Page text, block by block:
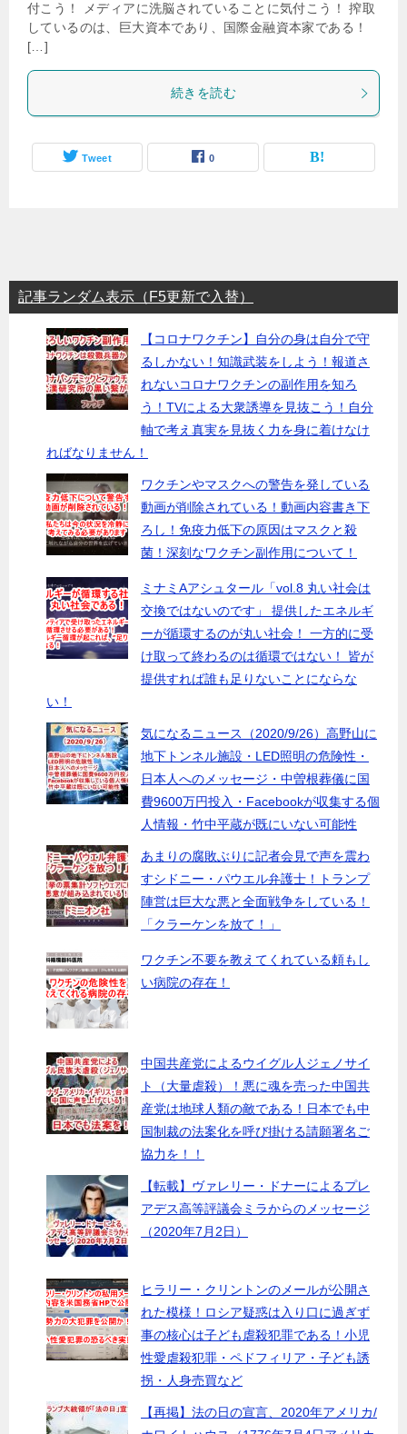
付こう！ メディアに洗脳されていることに気付こう！ 搾取
しているのは、巨大資本であり、国際金融資本家である！
[…]
続きを読む
Tweet 0
記事ランダム表示（F5更新で入替）
【コロナワクチン】自分の身は自分で守
るしかない！知識武装をしよう！報道さ
れないコロナワクチンの副作用を知ろ
う！TVによる大衆誘導を見抜こう！自分
軸で考え真実を見抜く力を身に着けなけ
ればなりません！
ワクチンやマスクへの警告を発している
動画が削除されている！動画内容書き下
ろし！免疫力低下の原因はマスクと殺
菌！深刻なワクチン副作用について！
ミナミAアシュタール「vol.8 丸い社会は
交換ではないのです」 提供したエネルギ
ーが循環するのが丸い社会！ 一方的に受
け取って終わるのは循環ではない！ 皆が
提供すれば誰も足りないことにならな
い！
気になるニュース（2020/9/26）高野山に
地下トンネル施設・LED照明の危険性・
日本人へのメッセージ・中曽根葬儀に国
費9600万円投入・Facebookが収集する個
人情報・竹中平蔵が既にいない可能性
あまりの腐敗ぶりに記者会見で声を震わ
すシドニー・パウエル弁護士！トランプ
陣営は巨大な悪と全面戦争をしている！
「クラーケンを放て！」
ワクチン不要を教えてくれている頼もし
い病院の存在！
中国共産党によるウイグル人ジェノサイ
ト（大量虐殺）！悪に魂を売った中国共
産党は地球人類の敵である！日本でも中
国制裁の法案化を呼び掛ける請願署名ご
協力を！！
【転載】ヴァレリー・ドナーによるプレ
アデス高等評議会ミラからのメッセージ
（2020年7月2日）
ヒラリー・クリントンのメールが公開さ
れた模様！ロシア疑惑は入り口に過ぎず
事の核心は子ども虐殺犯罪である！小児
性愛虐殺犯罪・ペドフィリア・子ども誘
拐・人身売買など
【再掲】法の日の宣言、2020年アメリカ/